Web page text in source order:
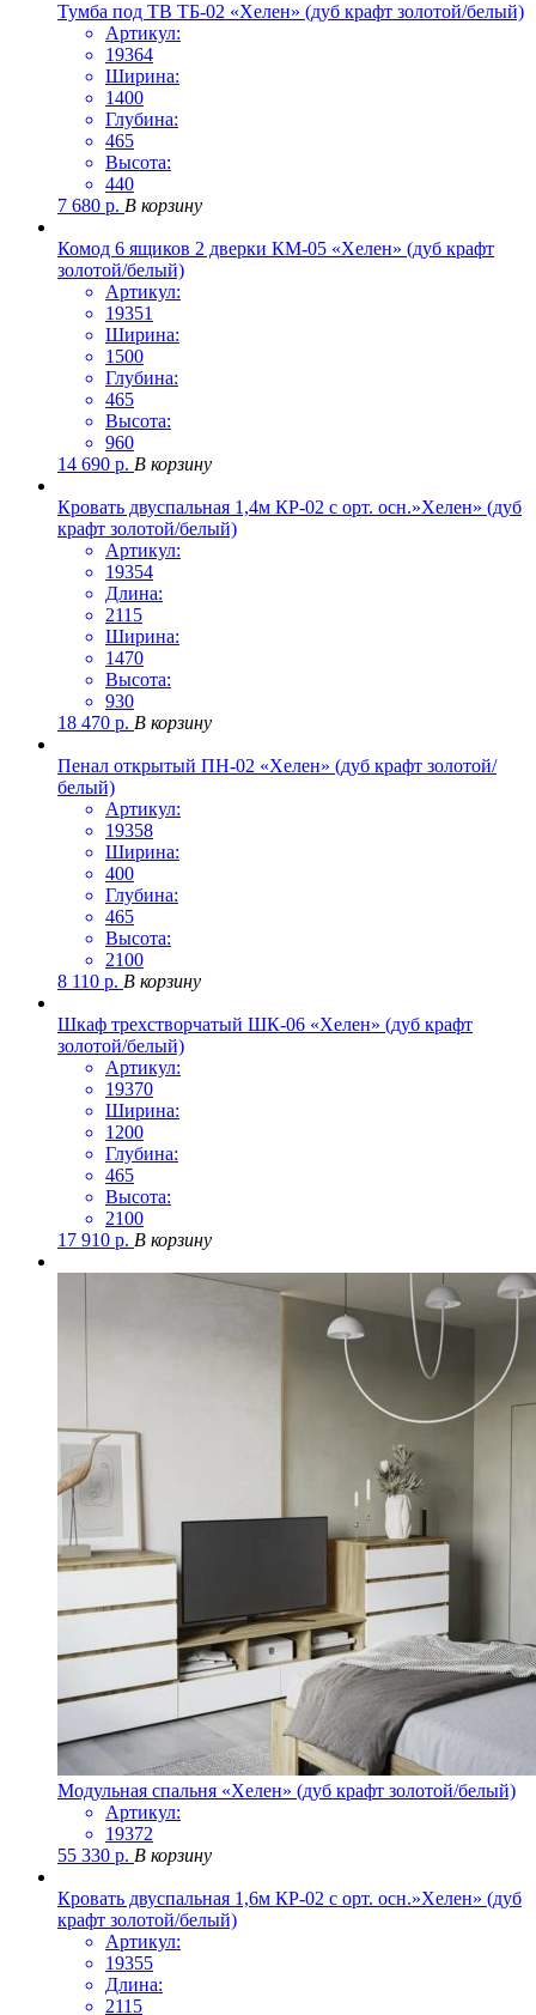
Тумба под ТВ ТБ-02 «Хелен» (дуб крафт золотой/белый)
Артикул:
19364
Ширина:
1400
Глубина:
465
Высота:
440
7 680 р. В корзину
Комод 6 ящиков 2 дверки КМ-05 «Хелен» (дуб крафт
золотой/белый)
Артикул:
19351
Ширина:
1500
Глубина:
465
Высота:
960
14 690 р. В корзину
Кровать двуспальная 1,4м КР-02 с орт. осн.»Хелен» (дуб
крафт золотой/белый)
Артикул:
19354
Длина:
2115
Ширина:
1470
Высота:
930
18 470 р. В корзину
Пенал открытый ПН-02 «Хелен» (дуб крафт золотой/
белый)
Артикул:
19358
Ширина:
400
Глубина:
465
Высота:
2100
8 110 р. В корзину
Шкаф трехстворчатый ШК-06 «Хелен» (дуб крафт
золотой/белый)
Артикул:
19370
Ширина:
1200
Глубина:
465
Высота:
2100
17 910 р. В корзину
Модульная спальня «Хелен» (дуб крафт золотой/белый)
Артикул:
19372
55 330 р. В корзину
Кровать двуспальная 1,6м КР-02 с орт. осн.»Хелен» (дуб
крафт золотой/белый)
Артикул:
19355
Длина:
2115